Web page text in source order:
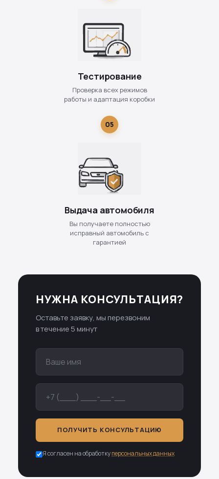
Тестирование
Проверка всех режимов
работы и адаптация коробки
05
Выдача автомобиля
Вы получаете полностью
исправный автомобиль с
гарантией
НУЖНА КОНСУЛЬТАЦИЯ?
Оставьте заявку, мы перезвоним
в течение 5 минут
ПОЛУЧИТЬ КОНСУЛЬТАЦИЮ
Я согласен на обработкуперсональных данных